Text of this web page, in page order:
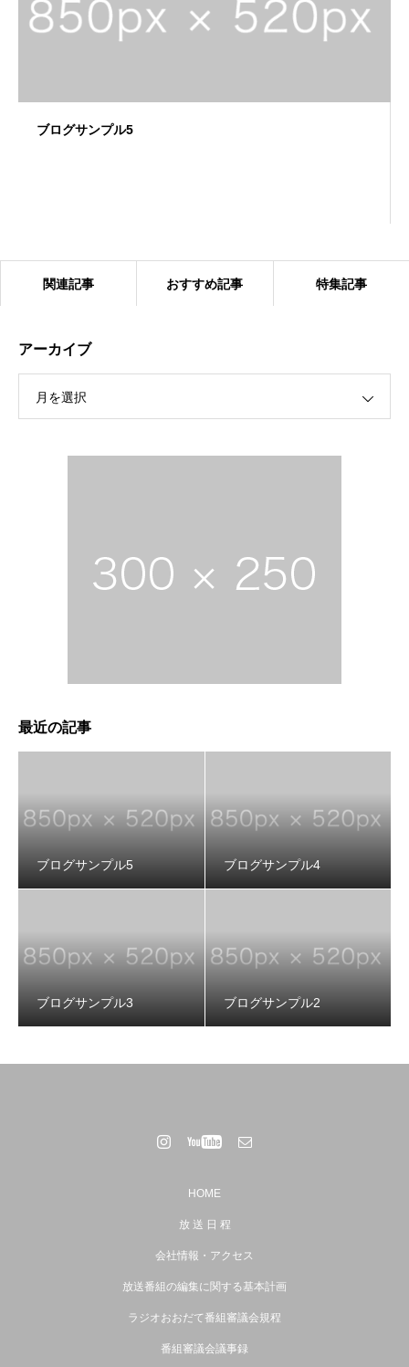
ブログサンプル5
ブログサンプル4
関連記事 おすすめ記事 特集記事
アーカイブ
月を選択
最近の記事
ブログサンプル5 ブログサンプル4
ブログサンプル3 ブログサンプル2
HOME
放 送 日 程
会社情報・アクセス
放送番組の編集に関する基本計画
ラジオおおだて番組審議会規程
番組審議会議事録